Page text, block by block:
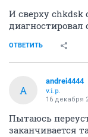
И сверху chkdsk
диагностировал
ОТВЕТИТЬ
A
andrei4444
v.i.p.
16 декабря
Пытаюсь
заканчивается